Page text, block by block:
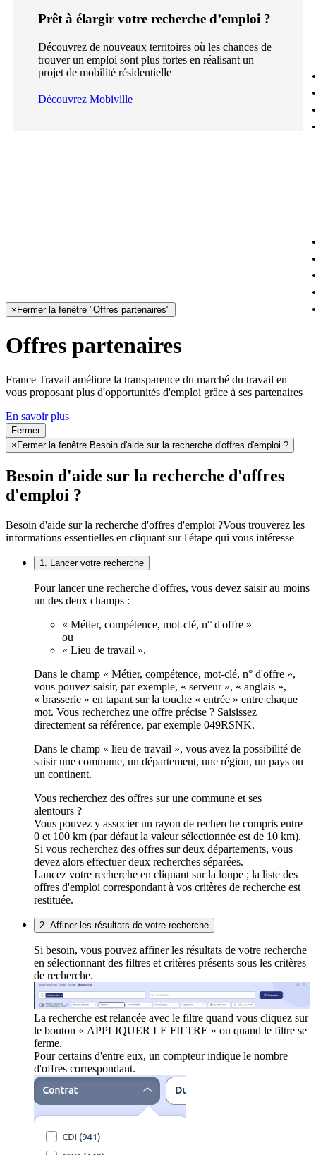
Prêt à élargir votre recherche d’emploi ?
Découvrez de nouveaux territoires où les chances de
trouver un emploi sont plus fortes en réalisant un
projet de mobilité résidentielle
Découvrez Mobiville
× Fermer la fenêtre "Offres partenaires"
Offres partenaires
France Travail améliore la transparence du marché du travail en
vous proposant plus d'opportunités d'emploi grâce à ses partenaires
En savoir plus
Fermer
× Fermer la fenêtre Besoin d'aide sur la recherche d'offres d'emploi ?
Besoin d'aide sur la recherche d'offres
d'emploi ?
Besoin d'aide sur la recherche d'offres d'emploi ?Vous trouverez les
informations essentielles en cliquant sur l'étape qui vous intéresse
1. Lancer votre recherche
Pour lancer une recherche d'offres, vous devez saisir au moins
un des deux champs :
« Métier, compétence, mot-clé, n° d'offre »
ou
« Lieu de travail ».
Dans le champ « Métier, compétence, mot-clé, n° d'offre »,
vous pouvez saisir, par exemple, « serveur », « anglais »,
« brasserie » en tapant sur la touche « entrée » entre chaque
mot. Vous recherchez une offre précise ? Saisissez
directement sa référence, par exemple 049RSNK.
Dans le champ « lieu de travail », vous avez la possibilité de
saisir une commune, un département, une région, un pays ou
un continent.
Vous recherchez des offres sur une commune et ses
alentours ?
Vous pouvez y associer un rayon de recherche compris entre
0 et 100 km (par défaut la valeur sélectionnée est de 10 km).
Si vous recherchez des offres sur deux départements, vous
devez alors effectuer deux recherches séparées.
Lancez votre recherche en cliquant sur la loupe ; la liste des
offres d'emploi correspondant à vos critères de recherche est
restituée.
2. Affiner les résultats de votre recherche
Si besoin, vous pouvez affiner les résultats de votre recherche
en sélectionnant des filtres et critères présents sous les critères
de recherche.
La recherche est relancée avec le filtre quand vous cliquez sur
le bouton « APPLIQUER LE FILTRE » ou quand le filtre se
ferme.
Pour certains d'entre eux, un compteur indique le nombre
d'offres correspondant.